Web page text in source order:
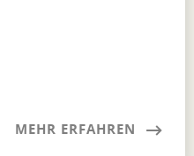
MEHR ERFAHREN